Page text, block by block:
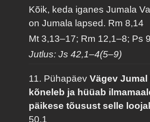
Kõik, keda iganes Jumala
on Jumala lapsed. Rm 8,14
Mt 3,13–17; Rm 12,1–8; Ps
Jutlus: Js 42,1–4(5–9)
11. PühapäevVägev Jumal
kõneleb ja hüüab
päikese tõusust selle
50,1